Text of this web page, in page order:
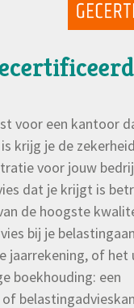
voor een kantoor
krijg je de
voor jouw
dat je krijgt is
de hoogste
bij je
jaarrekening, of het
boekhouding: een